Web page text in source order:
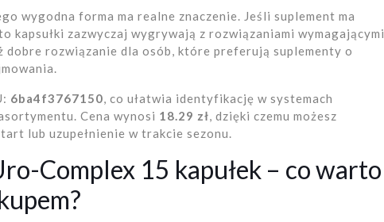
wygodna forma ma realne znaczenie. Jeśli suplement ma
kapsułki zazwyczaj wygrywają z rozwiązaniami wymagającymi
dobre rozwiązanie dla osób, które preferują suplementy o
6ba4f3767150, co ułatwia identyfikację w systemach
Cena wynosi 18.29 zł, dzięki czemu możesz
lub uzupełnienie w trakcie sezonu.
Complex 15 kapułek – co warto